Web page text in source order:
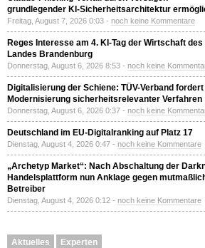
grundlegender KI-Sicherheitsarchitektur
Freitag, August 7, 2026 0:03 - noch keine Kommentare
Reges Interesse am 4. KI-Tag der Wirtschaft des
Landes Brandenburg
Donnerstag, August 6, 2026 8:53 - noch keine
Digitalisierung der Schiene: TÜV-Verband fordert
Modernisierung sicherheitsrelevanter Verfahren
Donnerstag, August 6, 2026 0:37 - noch keine
Deutschland im EU-Digitalranking auf Platz 17
Dienstag, August 4, 2026 0:47 - noch keine Kommentare
„Archetyp Market“: Nach Abschaltung der
Handelsplattform nun Anklage gegen
Betreiber
Dienstag, August 4, 2026 0:12 - noch keine Kommentare
Aktuelles Experten